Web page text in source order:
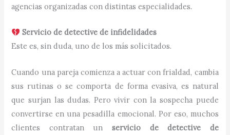
agencias organizadas con distintas especialidades.
Servicio de detective de infidelidades
Este es, sin duda, uno de los más solicitados.
Cuando una pareja comienza a actuar con frialdad, cambia
sus rutinas o se comporta de forma evasiva, es natural
que surjan las dudas. Pero vivir con la sospecha puede
convertirse en una pesadilla emocional. Por eso, muchos
clientes contratan un servicio de detective de